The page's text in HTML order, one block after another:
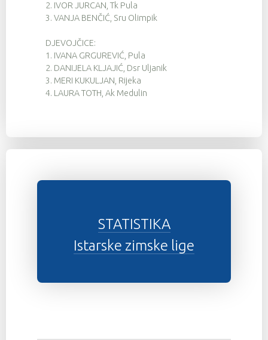
2. IVOR JURCAN, Tk Pula
3. VANJA BENČIĆ, Sru Olimpik
DJEVOJČICE:
1. IVANA GRGUREVIĆ, Pula
2. DANIJELA KLJAJIĆ, Dsr Uljanik
3. MERI KUKULJAN, Rijeka
4. LAURA TOTH, Ak Medulin
STATISTIKA
Istarske zimske lige